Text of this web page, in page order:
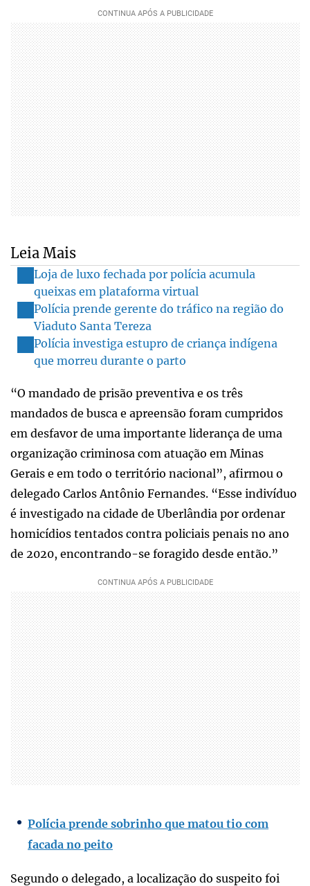
Leia Mais
Loja de luxo fechada por polícia acumula
queixas em plataforma virtual
Polícia prende gerente do tráfico na região do
Viaduto Santa Tereza
Polícia investiga estupro de criança indígena
que morreu durante o parto
“O mandado de prisão preventiva e os três
mandados de busca e apreensão foram cumpridos
em desfavor de uma importante liderança de uma
organização criminosa com atuação em Minas
Gerais e em todo o território nacional”, afirmou o
delegado Carlos Antônio Fernandes. “Esse indivíduo
é investigado na cidade de Uberlândia por ordenar
homicídios tentados contra policiais penais no ano
de 2020, encontrando-se foragido desde então.”
Polícia prende sobrinho que matou tio com
facada no peito
Segundo o delegado, a localização do suspeito foi